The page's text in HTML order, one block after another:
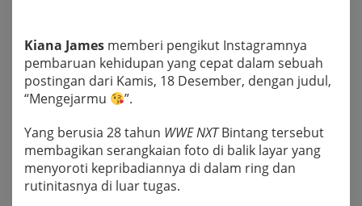
Kiana James memberi pengikut Instagramnya
pembaruan kehidupan yang cepat dalam sebuah
postingan dari Kamis, 18 Desember, dengan judul,
“Mengejarmu
”.
Yang berusia 28 tahun WWE NXTBintang tersebut
membagikan serangkaian foto di balik layar yang
menyoroti kepribadiannya di dalam ring dan
rutinitasnya di luar tugas.